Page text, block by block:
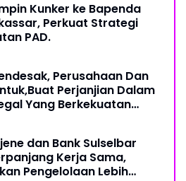
Kunker ke Bapenda
Perkuat Strategi
PAD.
Perusahaan Dan
Perjanjian Dalam
Yang Berkekuatan
dan Bank Sulselbar
Kerja Sama,
Pengelolaan Lebih